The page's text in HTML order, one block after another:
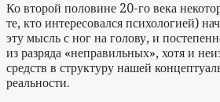
Ко второй половине 20-го века
те, кто интересовался психологией)
эту мысль с ног на голову, и
из разряда «неправильных», хотя и
средств в структуру нашей
реальности.